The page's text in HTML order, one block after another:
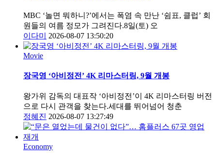
MBC ‘놀면 뭐하니?’에서는 폭염 속 만난 ‘쉼표, 클럽’ 회
원들의 여름 정모가 그려진다.8일(토) 오
이다미
2026-08-07 13:50:20
Movie
장국영 ‘아비정전’ 4K 리마스터링, 9월 개봉
왕가위 감독의 대표작 ‘아비정전’이 4K 리마스터링 버전
으로 다시 관객을 찾는다.세대를 뛰어넘어 청춘
정혜진 2026-08-07 13:27:49
Economy